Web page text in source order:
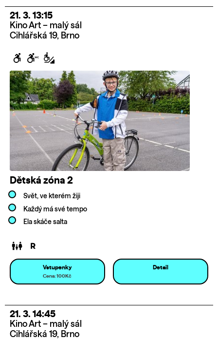
21. 3. 13:15
Kino Art – malý sál
Cihlářská 19, Brno
Dětská zóna 2
Svět, ve kterém žiji
Každý má své tempo
Ela skáče salta
Vstupenky
Cena: 100Kč
Detail
21. 3. 14:45
Kino Art – malý sál
Cihlářská 19, Brno